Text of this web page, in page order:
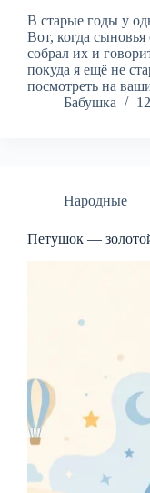
В старые годы у
Вот, когда сыновья
собрал их и
покуда я ещё не
посмотреть на
Бабушка
Народные
Петушок —